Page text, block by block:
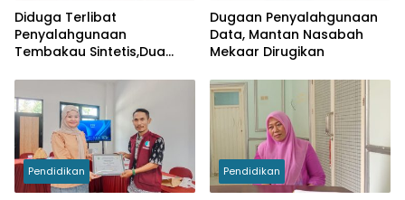
Diduga Terlibat
Penyalahgunaan
Tembakau Sintetis,Dua
Diamankan
Dugaan Penyalahgunaan
Data, Mantan Nasabah
Mekaar Dirugikan
Pendidikan Pendidikan